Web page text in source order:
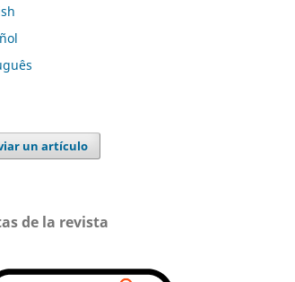
un artículo
de la revista